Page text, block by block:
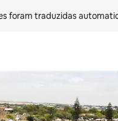
foram traduzidas